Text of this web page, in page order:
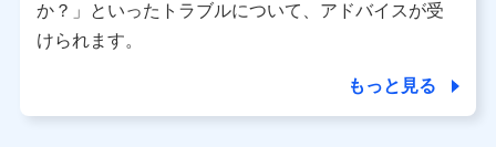
※ dポイントクラブ会員ではないお客さま（2019年12月11
日以降、一度もdポイントクラブ会員であったことがないお
個人データは、こちら の利用目的の範囲内に限って共同利
用します。
か？」といったトラブルについて、アドバイスが受
けられます。
もっと見る